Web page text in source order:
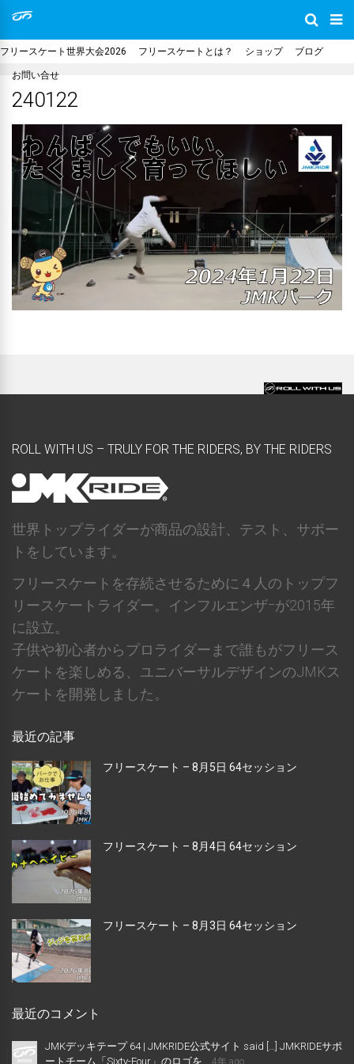
フリースケート世界大会2026 フリースケートとは？ ショップ ブログ
お問い合せ
240122
ROLL WITH US – TRULY FOR THE RIDERS, BY THE RIDERS
世界トップライダーが商品の設計、テスト、サポー
トをしています。
フリースケートを存続させるために４人のトップフ
リースケートライダー。インフルエンザｰが2015年
に設立。
子供や初心者からプロライダーまで誰もがフリース
ケートを楽しめる、ユニバーサルデザインのJMKス
ケートを開発しました。
最近の記事
フリースケート – 8月5日 64セッション
フリースケート – 8月4日 64セッション
フリースケート – 8月3日 64セッション
最近のコメント
JMKデッキテープ 64 | JMKRIDE公式サイト said […] JMKRIDEサポ
ートチーム「Sixty-Four」のロゴを...
4年 ago